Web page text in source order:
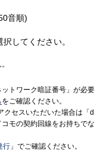
音順)
してください。
トワーク暗証番号」が必要
をご確認ください。
クセスいただいた場合は「d
モの契約回線をお持ちでな
行 」でご確認ください。